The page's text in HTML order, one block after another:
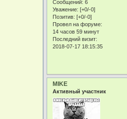
Сообщений: 6
Уважение: [+0/-0]
Позитив: [+0/-0]
Провел на форуме:
14 часов 59 минут
Последний визит:
2018-07-17 18:15:35
MIKE
Активный участник